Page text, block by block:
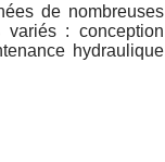
de nombreuses
: conception
hydraulique